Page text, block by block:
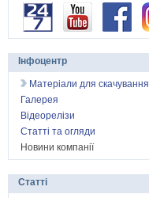
Інфоцентр
Матеріали для скачування
Галерея
Відеорелізи
Статті та огляди
Новини компанії
Статті